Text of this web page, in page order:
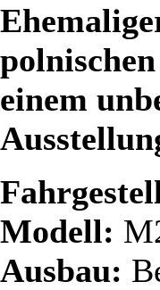
einem
Modell:
Ausbau: